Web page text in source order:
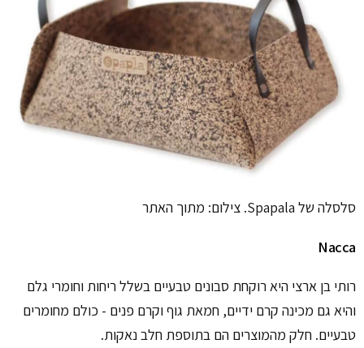
סלסלה של Spapala. צילום: מתוך האתר
Nacca
רותי בן ארצי היא רוקחת סבונים טבעיים בשלל ריחות וחומרי גלם
והיא גם מכינה קרם ידיים, חמאת גוף וקרם פנים - כולם מחומרים
טבעיים. חלק מהמוצרים הם בתוספת חלב נאקות.